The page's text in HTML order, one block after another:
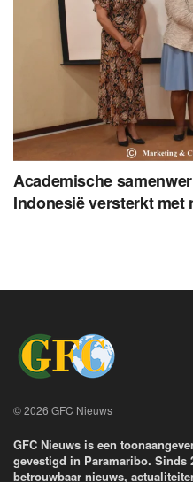
Academische
Indonesië versterkt met
© 2026 GFC Nieuws
GFC Nieuws is een
gevestigd in Paramaribo. Sinds
betrouwbaar nieuws,